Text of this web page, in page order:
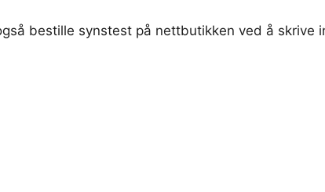
bestille synstest på nettbutikken ved å skrive